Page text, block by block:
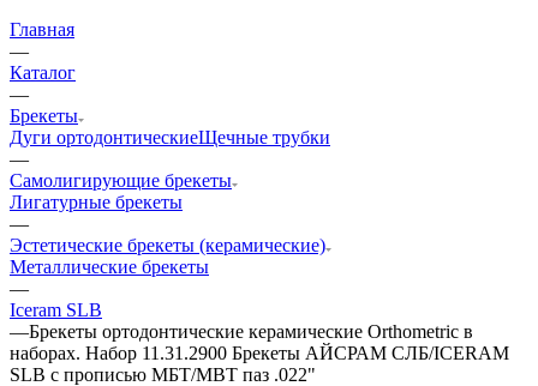
Главная
—
Каталог
—
Брекеты
Дуги ортодонтическиеЩечные трубки
—
Самолигирующие брекеты
Лигатурные брекеты
—
Эстетические брекеты (керамические)
Металлические брекеты
—
Iceram SLB
—Брекеты ортодонтические керамические Orthometric в
наборах. Набор 11.31.2900 Брекеты АЙСРАМ СЛБ/ICERAM
SLB с прописью МБТ/MBT паз .022"